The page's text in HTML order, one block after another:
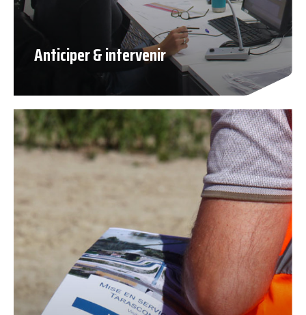
Anticiper & intervenir